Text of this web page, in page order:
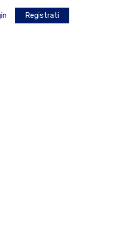
Registrati